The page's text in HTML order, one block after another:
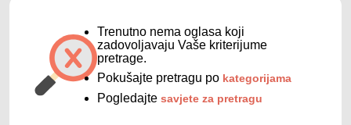
Trenutno nema oglasa koji
zadovoljavaju Vaše kriterijume
pretrage.
Pokušajte pretragu po kategorijama
Pogledajte savjete za pretragu